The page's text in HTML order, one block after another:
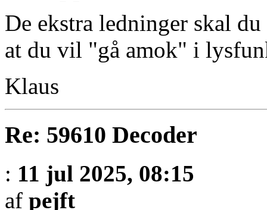
De ekstra ledninger skal
at du vil "gå amok" i
Klaus
Re: 59610 Decoder
: 11 jul 2025, 08:15
af pejft